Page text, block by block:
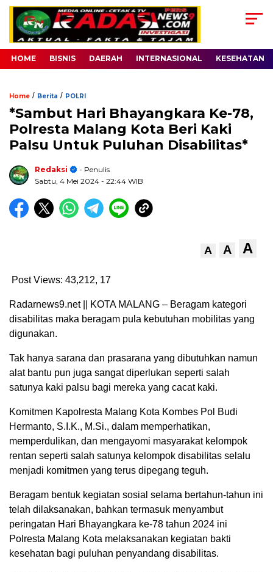
HOME BISNIS DAERAH INTERNASIONAL KESEHATAN
Home / Berita / POLRI
*Sambut Hari Bhayangkara Ke-78,
Polresta Malang Kota Beri Kaki
Palsu Untuk Puluhan Disabilitas*
Redaksi
- Penulis
Sabtu, 4 Mei 2024 - 22:44 WIB
A A A
Post Views: 43,212, 17
Radarnews9.net || KOTA MALANG – Beragam kategori
disabilitas maka beragam pula kebutuhan mobilitas yang
digunakan.
Tak hanya sarana dan prasarana yang dibutuhkan namun
alat bantu pun juga sangat diperlukan seperti salah
satunya kaki palsu bagi mereka yang cacat kaki.
Komitmen Kapolresta Malang Kota Kombes Pol Budi
Hermanto, S.I.K., M.Si., dalam memperhatikan,
memperdulikan, dan mengayomi masyarakat kelompok
rentan seperti salah satunya kelompok disabilitas selalu
menjadi komitmen yang terus dipegang teguh.
Beragam bentuk kegiatan sosial selama bertahun-tahun ini
telah dilaksanakan, bahkan termasuk menyambut
peringatan Hari Bhayangkara ke-78 tahun 2024 ini
Polresta Malang Kota melaksanakan kegiatan bakti
kesehatan bagi puluhan penyandang disabilitas.